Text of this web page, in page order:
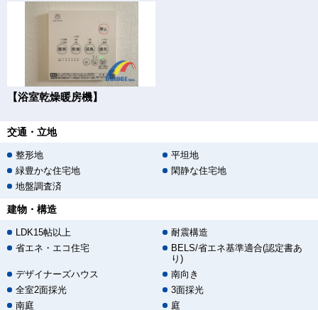
【浴室乾燥暖房機】
交通・立地
整形地
平坦地
緑豊かな住宅地
閑静な住宅地
地盤調査済
建物・構造
LDK15帖以上
耐震構造
省エネ・エコ住宅
BELS/省エネ基準適合(認定書あ
り)
デザイナーズハウス
南向き
全室2面採光
3面採光
南庭
庭